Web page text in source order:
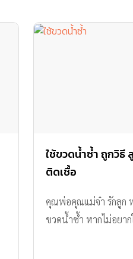
ใช้ขวดน้ำซ้ำ ถูกวิธี
ติดเชื้อ
คุณพ่อคุณแม่จ๋า รักลูก
ขวดน้ำซ้ำ หากไม่อยา